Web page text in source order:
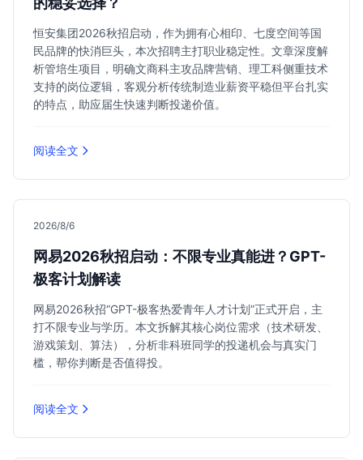
恒安集团2026秋招启动，作为拥有心相印、七度空间等国
民品牌的快消巨头，本次招聘主打职业稳定性。文章深度解
析管培生项目，明确文商科主攻品牌营销、理工科侧重技术
支持的岗位逻辑，客观分析传统制造业薪资平稳但平台扎实
的特点，助应届生快速判断投递价值。
阅读全文
2026/8/6
网易2026秋招启动：不限专业真能进？GPT-
极客计划解读
网易2026秋招“GPT-极客热爱青年人才计划”正式开启，主
打不限专业与学历。本文拆解其核心岗位需求（技术研发、
游戏策划、算法），分析非科班同学的投递机会与真实门
槛，帮你判断是否值得投。
阅读全文